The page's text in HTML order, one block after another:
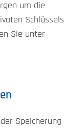
um die
Schlüssels
Sie unter
Speicherung